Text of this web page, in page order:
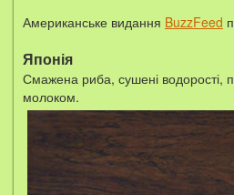
Американське видання BuzzFeed
Японія
Смажена риба, сушені водорості,
молоком.